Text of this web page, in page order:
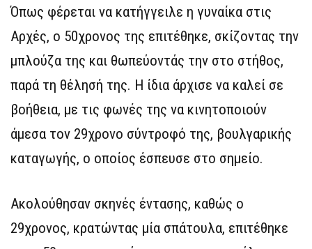
Όπως φέρεται να κατήγγειλε η γυναίκα στις
Αρχές, ο 50χρονος της επιτέθηκε, σκίζοντας την
μπλούζα της και θωπεύοντάς την στο στήθος,
παρά τη θέλησή της. Η ίδια άρχισε να καλεί σε
βοήθεια, με τις φωνές της να κινητοποιούν
άμεσα τον 29χρονο σύντροφό της, βουλγαρικής
καταγωγής, ο οποίος έσπευσε στο σημείο.
Ακολούθησαν σκηνές έντασης, καθώς ο
29χρονος, κρατώντας μία σπάτουλα, επιτέθηκε